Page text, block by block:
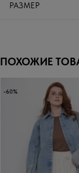
РАЗМЕР
ПОХОЖИЕ
-60%